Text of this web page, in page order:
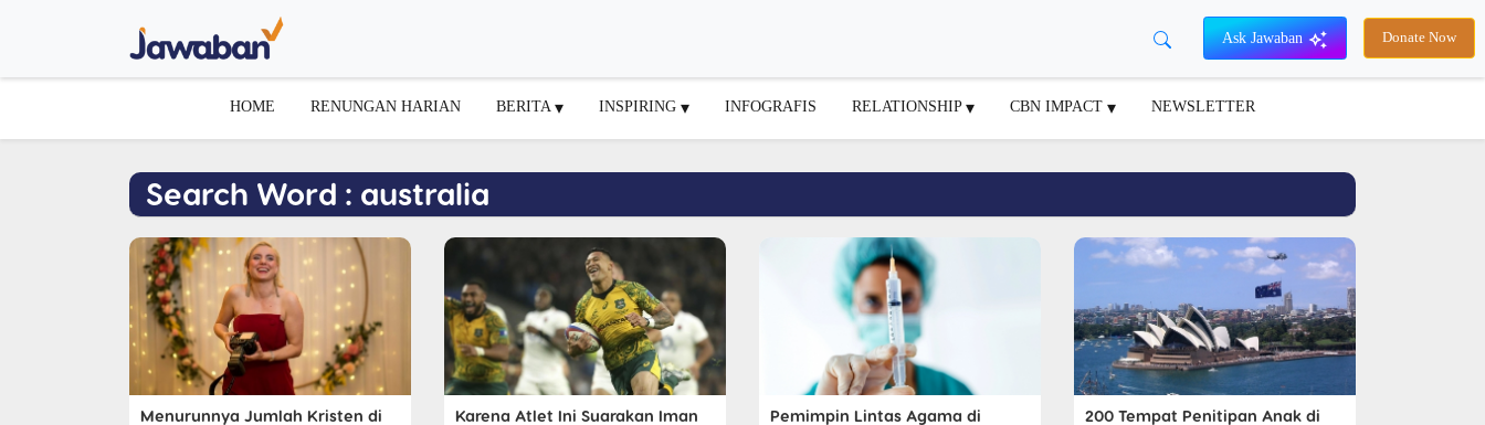
Ask Jawaban Donate Now
HOME RENUNGAN HARIAN BERITA INSPIRING INFOGRAFIS RELATIONSHIP CBN IMPACT NEWSLETTER
Search Word : australia
Menurunnya Jumlah Kristen di
Karena Atlet Ini Suarakan Iman
Pemimpin Lintas Agama di
200 Tempat Penitipan Anak di